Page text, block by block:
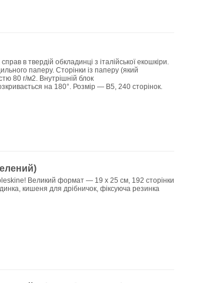
в твердій обкладинці з італійської екошкіри.
паперу. Сторінки із паперу (який
80 г/м2. Внутрішній блок
на 180°. Розмір — В5, 240 сторінок.
Великий формат — 19 x 25 см, 192 сторінки
кишеня для дрібничок, фіксуюча резинка